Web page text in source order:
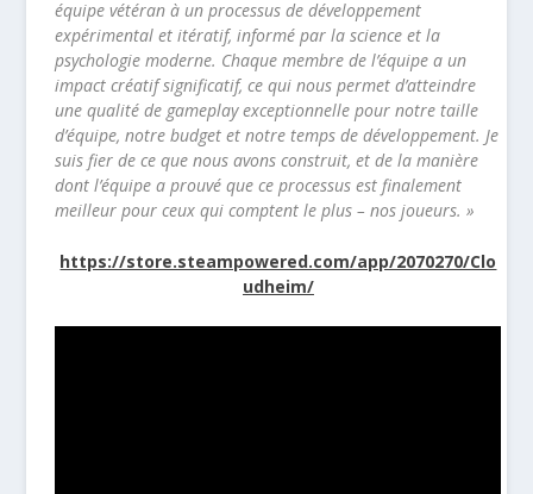
équipe vétéran à un processus de développement
expérimental et itératif, informé par la science et la
psychologie moderne. Chaque membre de l’équipe a un
impact créatif significatif, ce qui nous permet d’atteindre
une qualité de gameplay exceptionnelle pour notre taille
d’équipe, notre budget et notre temps de développement. Je
suis fier de ce que nous avons construit, et de la manière
dont l’équipe a prouvé que ce processus est finalement
meilleur pour ceux qui comptent le plus – nos joueurs. »
https://store.steampowered.com/app/2070270/Clo
udheim/